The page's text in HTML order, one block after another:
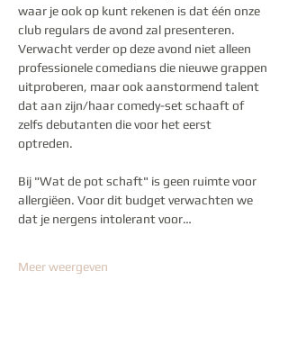
waar je ook op kunt rekenen is dat één onze
club regulars de avond zal presenteren.
Verwacht verder op deze avond niet alleen
professionele comedians die nieuwe grappen
uitproberen, maar ook aanstormend talent
dat aan zijn/haar comedy-set schaaft of
zelfs debutanten die voor het eerst
optreden.
Bij "Wat de pot schaft" is geen ruimte voor
allergiëen. Voor dit budget verwachten we
dat je nergens intolerant voor…
Meer weergeven